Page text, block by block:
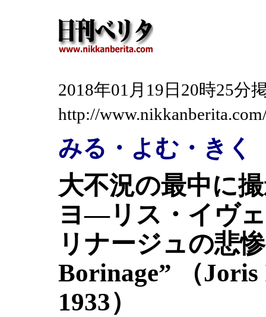
2018年01月19日20時25
http://
みる・よむ・きく
大不況の最中に
ヨ―リス・イヴ
リナージュの悲
Borinage” （
1933）